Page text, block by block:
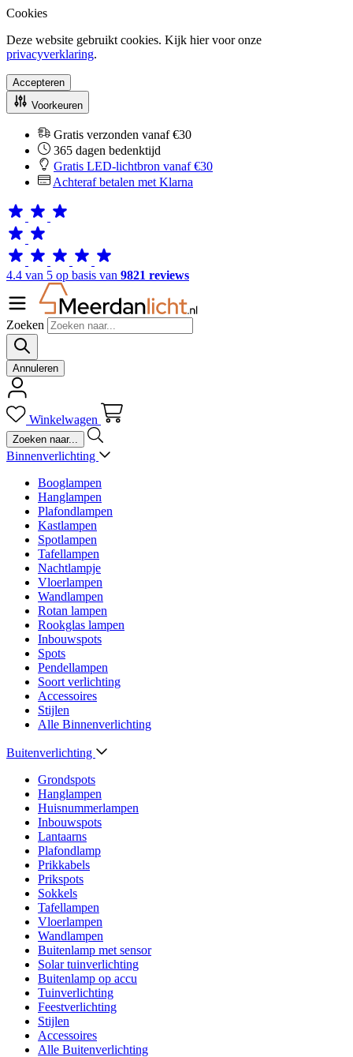
Cookies
Deze website gebruikt cookies. Kijk hier voor onze
privacyverklaring.
Accepteren
Voorkeuren
Gratis verzonden vanaf €30
365 dagen bedenktijd
Gratis LED-lichtbron vanaf €30
Achteraf betalen met Klarna
4.4 van 5 op basis van 9821 reviews
Zoeken
Annuleren
Winkelwagen
Binnenverlichting
Booglampen
Hanglampen
Plafondlampen
Kastlampen
Spotlampen
Tafellampen
Nachtlampje
Vloerlampen
Wandlampen
Rotan lampen
Rookglas lampen
Inbouwspots
Spots
Pendellampen
Soort verlichting
Accessoires
Stijlen
Alle Binnenverlichting
Buitenverlichting
Grondspots
Hanglampen
Huisnummerlampen
Inbouwspots
Lantaarns
Plafondlamp
Prikkabels
Prikspots
Sokkels
Tafellampen
Vloerlampen
Wandlampen
Buitenlamp met sensor
Solar tuinverlichting
Buitenlamp op accu
Tuinverlichting
Feestverlichting
Stijlen
Accessoires
Alle Buitenverlichting